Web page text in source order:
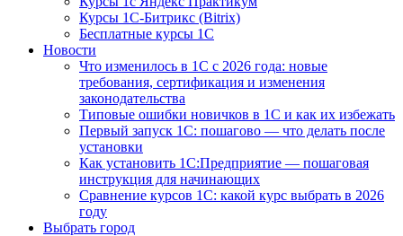
Курсы 1С-Битрикс (Bitrix)
Бесплатные курсы 1С
Новости
Что изменилось в 1С с 2026 года: новые
требования, сертификация и изменения
законодательства
Типовые ошибки новичков в 1С и как их избежать
Первый запуск 1С: пошагово — что делать после
установки
Как установить 1С:Предприятие — пошаговая
инструкция для начинающих
Сравнение курсов 1С: какой курс выбрать в 2026
году
Выбрать город